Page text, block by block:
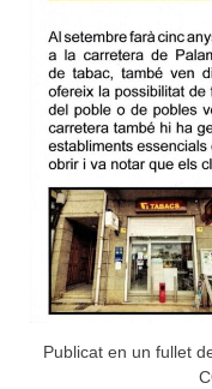
Publicat en un fullet